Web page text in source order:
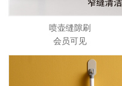
喷壶缝隙刷
会员可见